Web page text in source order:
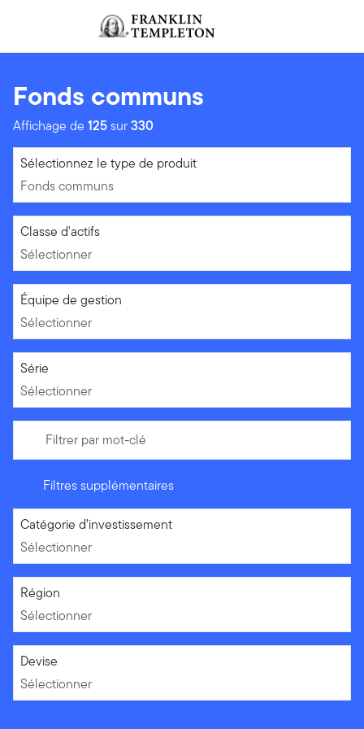
Header menu toggle
Ouverture de session
Fonds communs
Affichage de 125sur330
Fonds communs
Sélectionnez le type de produit
Fonds communs
Sélectionner
Classe d'actifs
Sélectionner
Sélectionner
Équipe de gestion
Sélectionner
Sélectionner
Série
Sélectionner
Filtrer par mot-clé
Filtres supplémentaires
Sélectionner
Catégorie d’investissement
Sélectionner
Sélectionner
Région
Sélectionner
Sélectionner
Devise
Sélectionner